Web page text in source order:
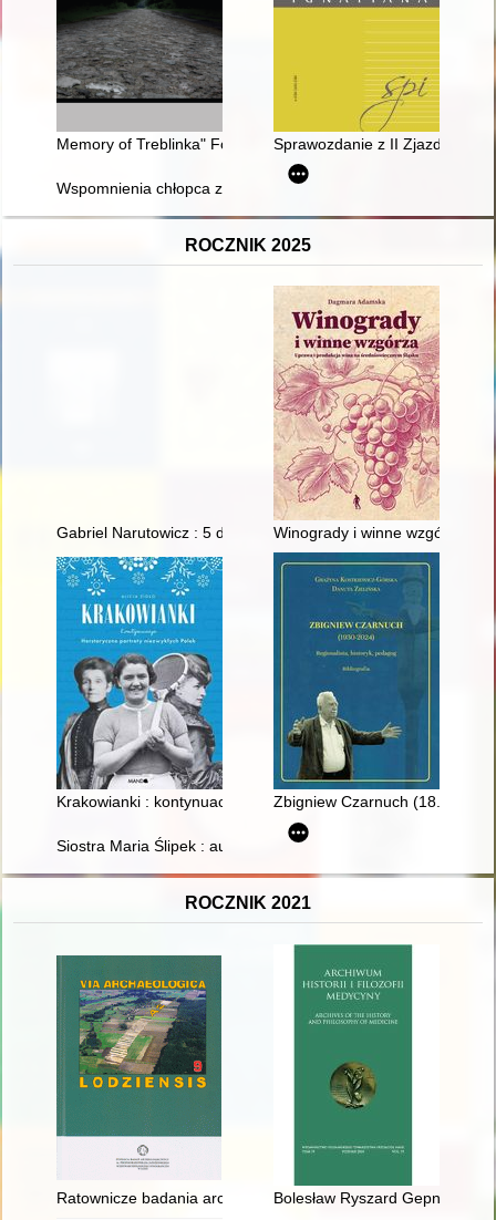
Memory of Treblinka" Foundation : "Book of names" - a
Sprawozdanie z II Zjazdu
Wspomnienia chłopca z lat wojny i okupacji w Siedlcach
ROCZNIK 2025
Gabriel Narutowicz : 5 dni i jedno przesłanieWinogrady i winne wzgórza :
Krakowianki : kontynuacja : herstoryczne portrety niezwykłych
Zbigniew Czarnuch
Siostra Maria Ślipek : autobiografia : to, co jeszcze pamiętam
ROCZNIK 2021
Ratownicze badania archeologiczne na stanowisku 2-2A w
Bolesław Ryszard Gepner